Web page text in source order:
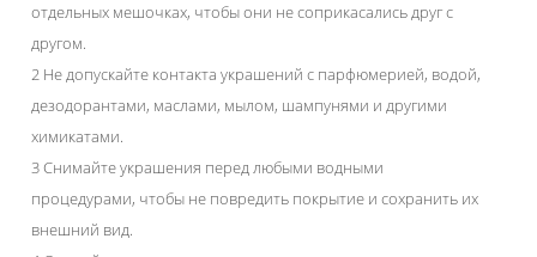
отдельных мешочках, чтобы они не соприкасались друг с
другом.
2 Не допускайте контакта украшений с парфюмерией, водой,
дезодорантами, маслами, мылом, шампунями и другими
химикатами.
3 Снимайте украшения перед любыми водными
процедурами, чтобы не повредить покрытие и сохранить их
внешний вид.